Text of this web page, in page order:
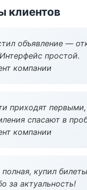
клиентов
объявление —
простой.
компании
приходят
спасают в
компании
купил
за актуальность!